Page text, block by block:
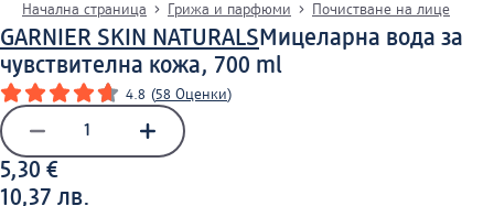
Начална страница Грижа и парфюми Почистване на лице
GARNIER SKIN NATURALSМицеларна вода за
чувствителна кожа, 700 ml
4.8 (58 Оценки)
5,30 €
10,37 лв.